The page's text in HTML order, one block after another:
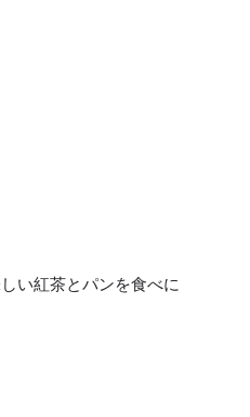
い紅茶とパンを食べに